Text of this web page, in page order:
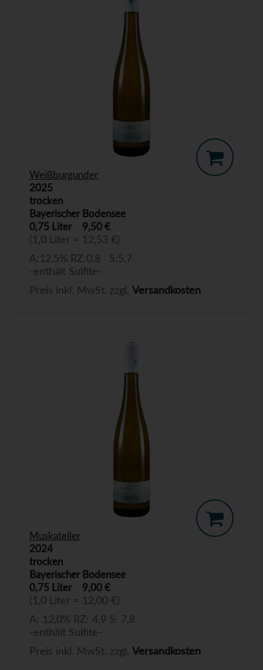
Weißburgunder
2025
trocken
Bayerischer Bodensee
0,75 Liter
9,50 €
(1,0 Liter = 12,53 €)
A:12,5% RZ:0,8 S:5,7
-enthält Sulfite-
Preis inkl. MwSt. zzgl. Versandkosten
Muskateller
2024
trocken
Bayerischer Bodensee
0,75 Liter
9,00 €
(1,0 Liter = 12,00 €)
A: 12,0% RZ: 4,9 S: 7,8
-enthält Sulfite-
Preis inkl. MwSt. zzgl. Versandkosten